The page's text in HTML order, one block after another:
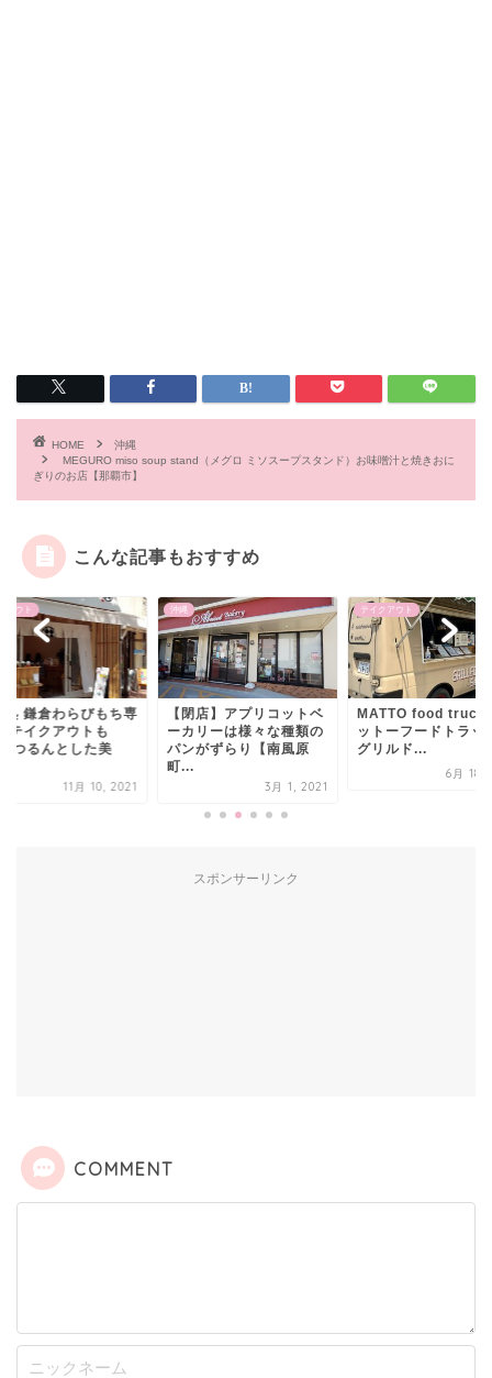
HOME
沖縄
MEGURO miso soup stand（メグロ ミソスープスタンド）お味噌汁と焼きおに
ぎりのお店【那覇市】
こんな記事もおすすめ
店】アプリコットベ
リーは様々な種類の
がずらり【南風原
3月 1, 2021
テイクアウト
MATTO food truck（マ
ットーフードトラック）
グリルド...
沖縄
セーラームーンカ
Eternal-に行って
た！体験レポ【...
1月
スポンサーリンク
COMMENT